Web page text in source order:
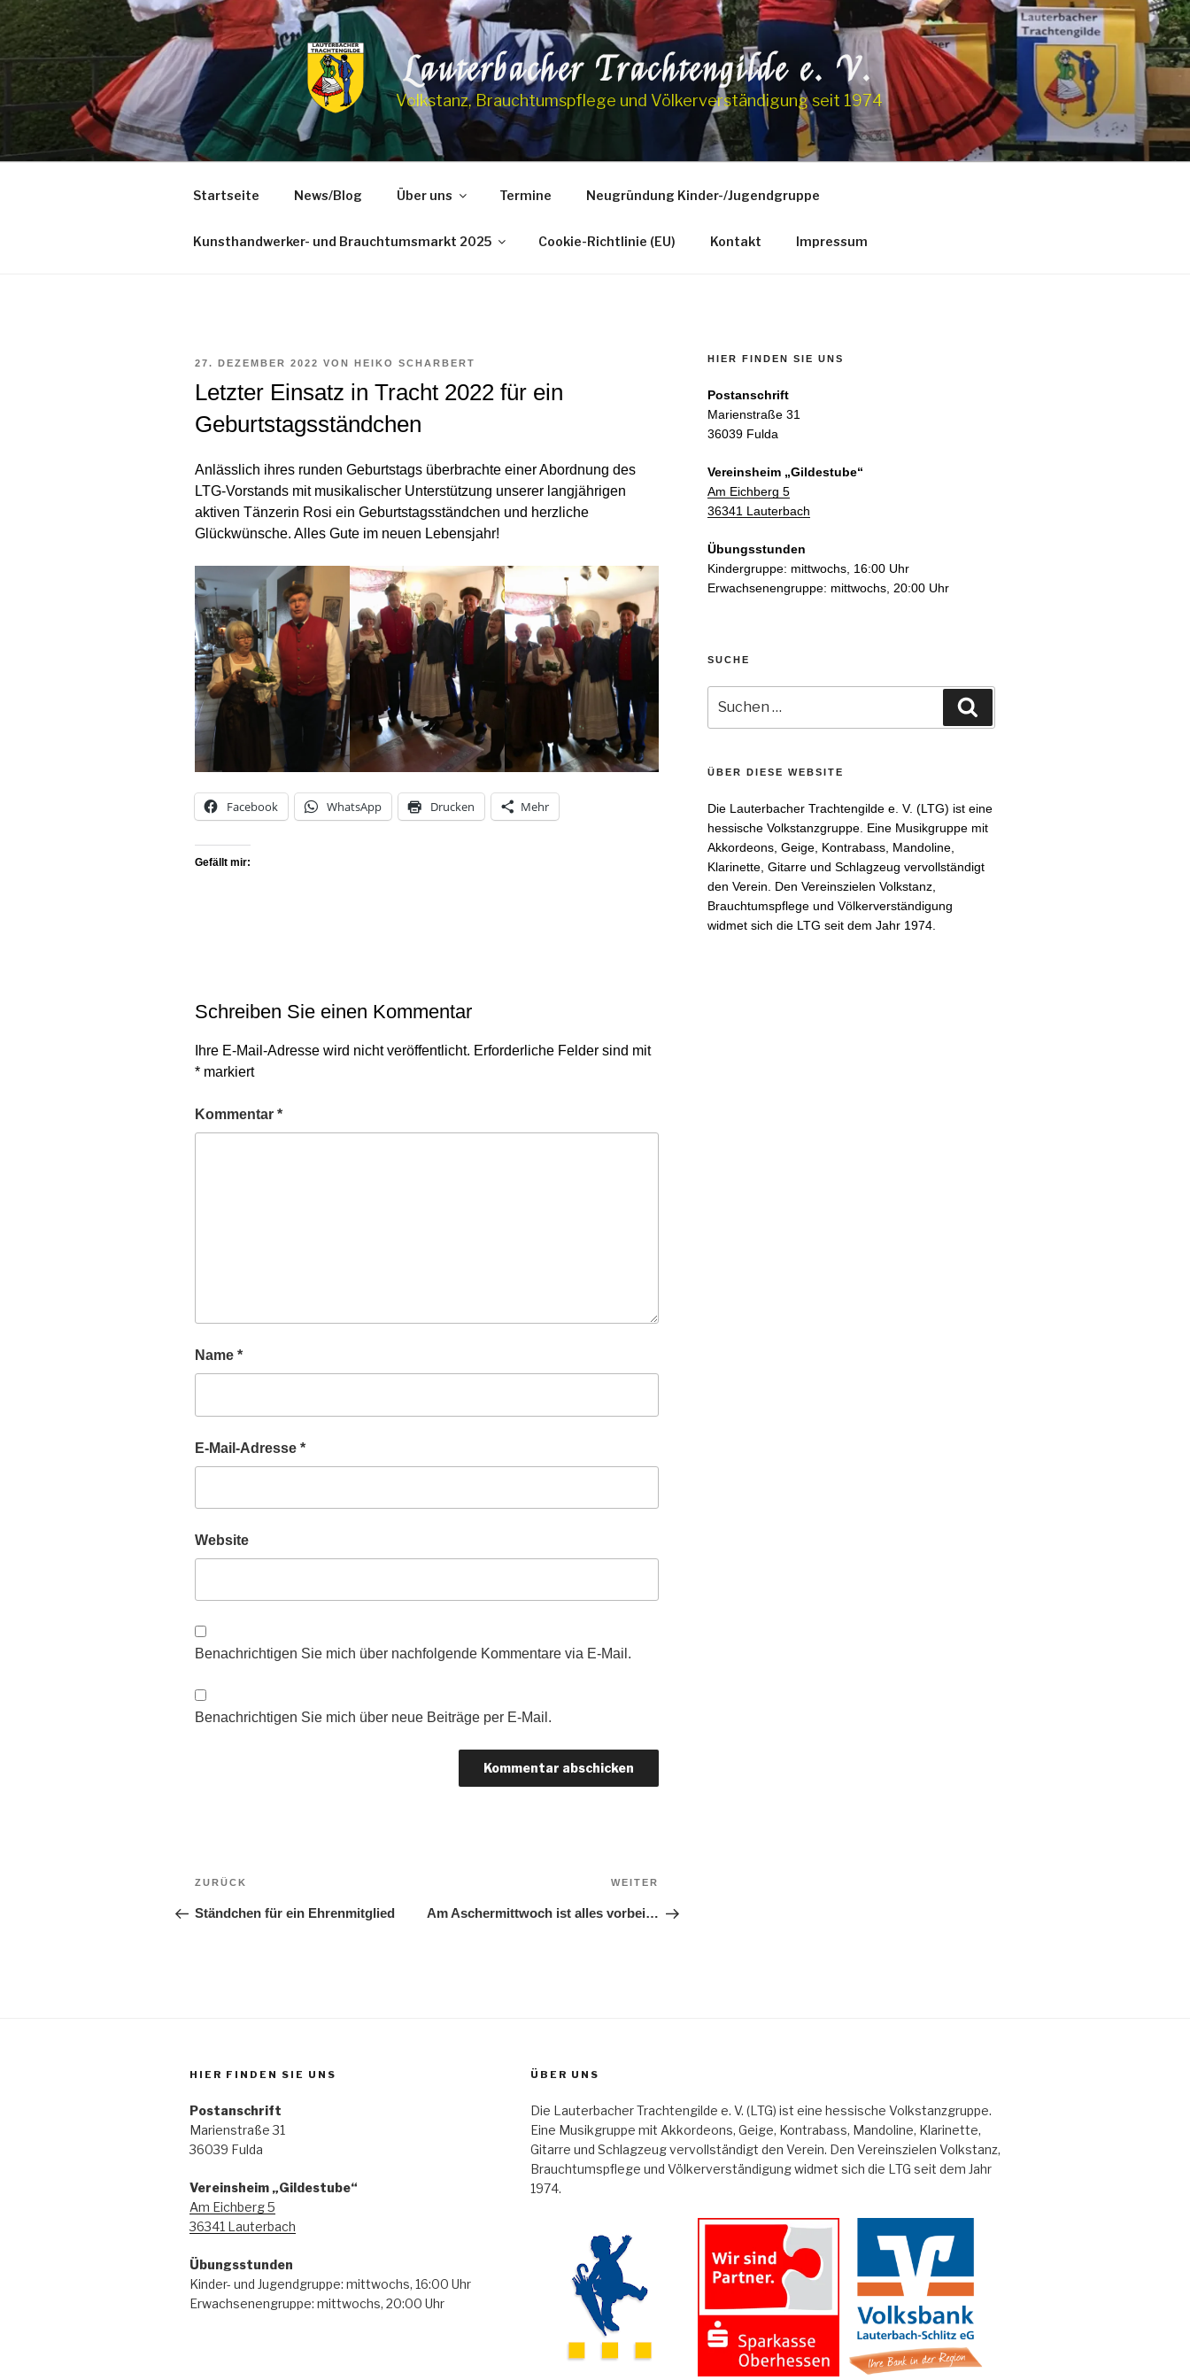
Zum
Inhalt
springen
Lauterbacher Trachtengilde e. V.
Volkstanz, Brauchtumspflege und Völkerverständigung seit 1974
Startseite News/Blog Über uns Termine Neugründung Kinder-/Jugendgruppe
Kunsthandwerker- und Brauchtumsmarkt 2025 Cookie-Richtlinie (EU) Kontakt Impressum
VERÖFFENTLICHT
AM
27. DEZEMBER 2022 VON HEIKO SCHARBERT
Letzter Einsatz in Tracht 2022 für ein
Geburtstagsständchen
Anlässlich ihres runden Geburtstags überbrachte einer Abordnung des
LTG-Vorstands mit musikalischer Unterstützung unserer langjährigen
aktiven Tänzerin Rosi ein Geburtstagsständchen und herzliche
Glückwünsche. Alles Gute im neuen Lebensjahr!
Facebook WhatsApp Drucken Mehr
Gefällt mir:
Schreiben Sie einen Kommentar
Ihre E-Mail-Adresse wird nicht veröffentlicht. Erforderliche Felder sind mit
* markiert
Kommentar *
Name *
E-Mail-Adresse *
Website
Benachrichtigen Sie mich über nachfolgende Kommentare via E-Mail.
Benachrichtigen Sie mich über neue Beiträge per E-Mail.
Beitragsnavigation
Vorheriger
ZURÜCK
Ständchen für ein Ehrenmitglied
WEITER
Am Aschermittwoch ist alles vorbei…
HIER FINDEN SIE UNS
Postanschrift
Marienstraße 31
36039 Fulda
Vereinsheim „Gildestube“
Am Eichberg 5
36341 Lauterbach
Übungsstunden
Kindergruppe: mittwochs, 16:00 Uhr
Erwachsenengruppe: mittwochs, 20:00 Uhr
SUCHE
nach:
ÜBER DIESE WEBSITE
Die Lauterbacher Trachtengilde e. V. (LTG) ist eine
hessische Volkstanzgruppe. Eine Musikgruppe mit
Akkordeons, Geige, Kontrabass, Mandoline,
Klarinette, Gitarre und Schlagzeug vervollständigt
den Verein. Den Vereinszielen Volkstanz,
Brauchtumspflege und Völkerverständigung
widmet sich die LTG seit dem Jahr 1974.
HIER FINDEN SIE UNS
Postanschrift
Marienstraße 31
36039 Fulda
Vereinsheim „Gildestube“
Am Eichberg 5
36341 Lauterbach
Übungsstunden
Kinder- und Jugendgruppe: mittwochs, 16:00 Uhr
Erwachsenengruppe: mittwochs, 20:00 Uhr
ÜBER UNS
Die Lauterbacher Trachtengilde e. V. (LTG) ist eine hessische Volkstanzgruppe.
Eine Musikgruppe mit Akkordeons, Geige, Kontrabass, Mandoline, Klarinette,
Gitarre und Schlagzeug vervollständigt den Verein. Den Vereinszielen Volkstanz,
Brauchtumspflege und Völkerverständigung widmet sich die LTG seit dem Jahr
1974.